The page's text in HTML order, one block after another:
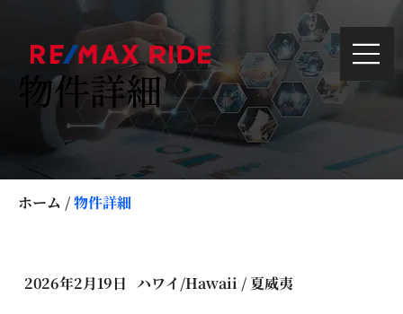
物件詳細
2026年2月19日 ハワイ/Hawaii / 夏威夷
ホーム /物件詳細